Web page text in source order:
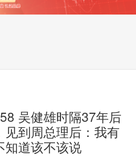
吴健雄时隔37年后
见到周总理后：我有
知道该不该说